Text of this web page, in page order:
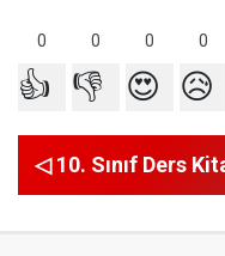
0 0 0 0
👍 👎 😍 😥
◁ 10. Sınıf Ders